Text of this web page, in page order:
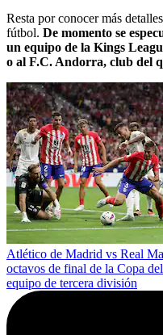
Resta por conocer más
fútbol. De momento se
un equipo de la Kings
o al F.C. Andorra, club del
Atlético de Madrid vs Real
octavos de final de la Copa
equipo de tercera división